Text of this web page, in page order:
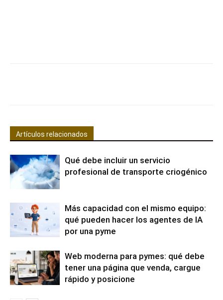
Artículos relacionados
Qué debe incluir un servicio
profesional de transporte criogénico
Más capacidad con el mismo equipo:
qué pueden hacer los agentes de IA
por una pyme
Web moderna para pymes: qué debe
tener una página que venda, cargue
rápido y posicione